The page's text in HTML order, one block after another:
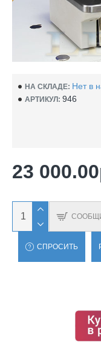
НА СКЛАДЕ: Нет в
АРТИКУЛ: 946
23
СПРОСИТЬ